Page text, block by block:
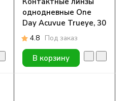
однодневные One
Day Acuvue Trueye, 30
шт4.8 Под заказ
В корзину